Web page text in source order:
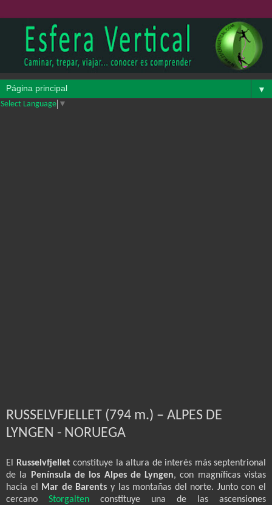
▼
Select Language ▼
RUSSELVFJELLET (794 m.) – ALPES DE
LYNGEN - NORUEGA
El Russelvfjellet constituye la altura de interés más septentrional
de la
Península de los Alpes de Lyngen, con magníficas vistas
hacia el
Mar de Barents y las montañas del norte. Junto con el
cercano Storgalten constituye una de las ascensiones